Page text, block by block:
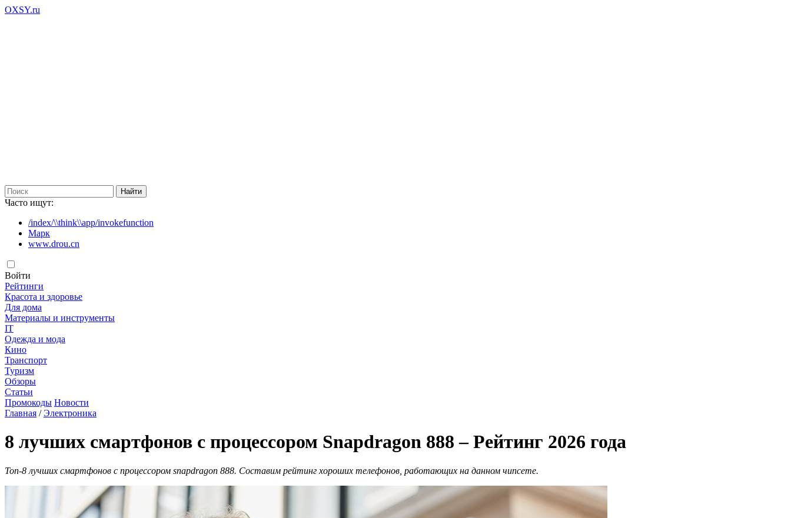
OXSY.ru
Часто ищут:
/index/\\think\\app/invokefunction
Марк
www.drou.cn
Войти
Рейтинги
Красота и здоровье
Для дома
Материалы и инструменты
IT
Одежда и мода
Кино
Транспорт
Туризм
Обзоры
Статьи
Промокоды Новости
Главная /Электроника
8 лучших смартфонов с процессором Snapdragon 888 – Рейтинг 2026 года
Топ-8 лучших смартфонов с процессором snapdragon 888. Составим рейтинг хороших телефонов, работающих на данном чипсете.